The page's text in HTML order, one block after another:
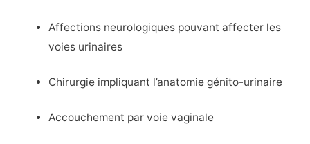
Affections neurologiques pouvant affecter les
voies urinaires
Chirurgie impliquant l’anatomie génito-urinaire
Accouchement par voie vaginale